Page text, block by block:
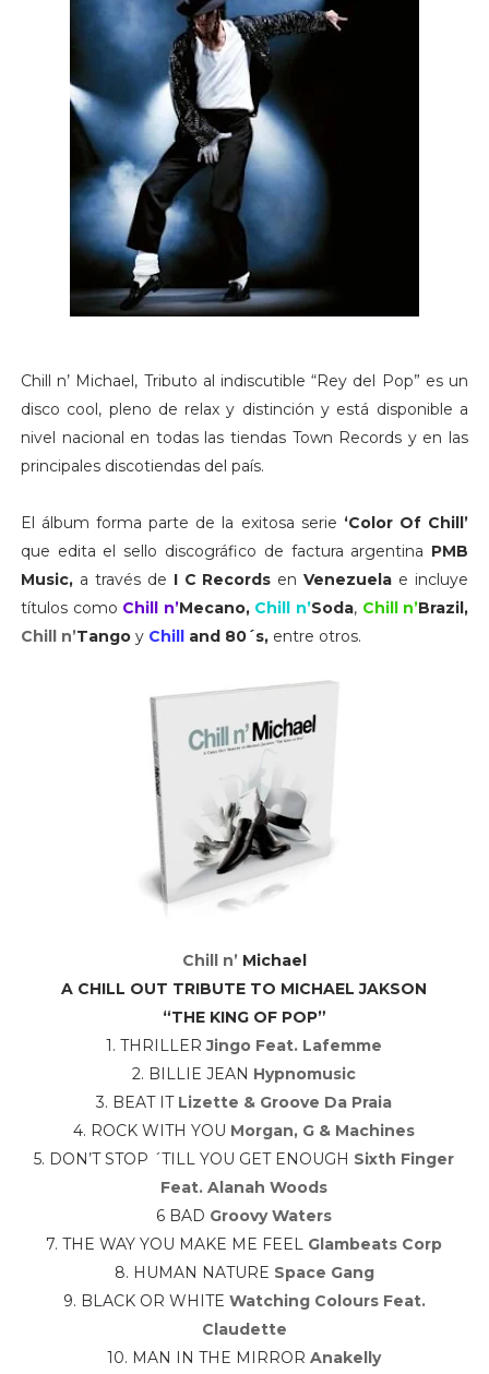
Chill n’ Michael, Tributo al indiscutible “Rey del Pop” es un
disco cool, pleno de relax y distinción y está disponible a
nivel nacional en todas las tiendas Town Records y en las
principales discotiendas del país.
El álbum forma parte de la exitosa serie ‘Color Of Chill’
que edita el sello discográfico de factura argentina PMB
Music,a través de I C Records enVenezuela e incluye
títulos como Chill n’Mecano, Chill n’Soda, Chill n’Brazil,
Chill n’Tangoy Chill and 80´s,entre otros.
Chill n’ Michael
A CHILL OUT TRIBUTE TO MICHAEL JAKSON
“THE KING OF POP”
1. THRILLERJingo Feat. Lafemme
2. BILLIE JEAN Hypnomusic
3. BEAT IT Lizette & Groove Da Praia
4. ROCK WITH YOU Morgan, G & Machines
5. DON’T STOP ´TILL YOU GET ENOUGH Sixth Finger
Feat. Alanah Woods
6 BAD Groovy Waters
7. THE WAY YOU MAKE ME FEEL Glambeats Corp
8. HUMAN NATURE Space Gang
9. BLACK OR WHITE Watching Colours Feat.
Claudette
10. MAN IN THE MIRRORAnakelly